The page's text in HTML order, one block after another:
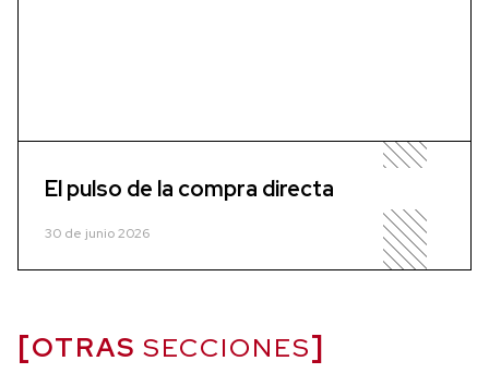
El pulso de la compra directa
30 de junio 2026
OTRAS SECCIONES